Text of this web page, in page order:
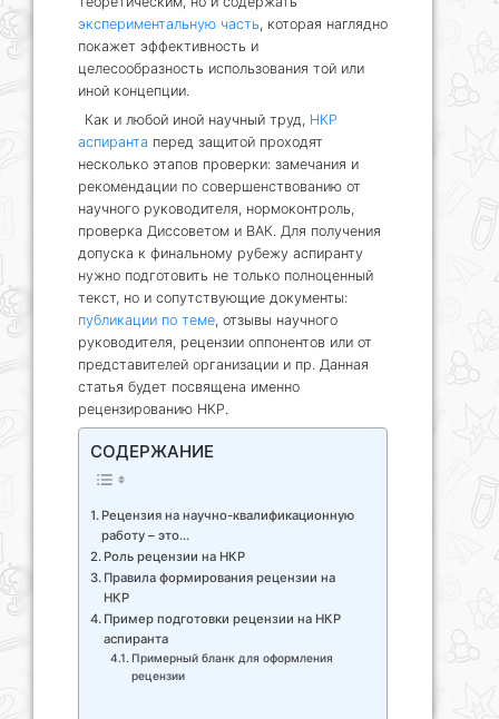
экспериментальную часть, которая наглядно
покажет эффективность и
целесообразность использования той или
иной концепции.
Как и любой иной научный труд, НКР
аспиранта перед защитой проходят
несколько этапов проверки: замечания и
рекомендации по совершенствованию от
научного руководителя, нормоконтроль,
проверка Диссоветом и ВАК. Для получения
допуска к финальному рубежу аспиранту
нужно подготовить не только полноценный
текст, но и сопутствующие документы:
публикации по теме, отзывы научного
руководителя, рецензии оппонентов или от
представителей организации и пр. Данная
статья будет посвящена именно
рецензированию НКР.
СОДЕРЖАНИЕ
Рецензия на научно-квалификационную
работу – это…
Роль рецензии на НКР
Правила формирования рецензии на
НКР
Пример подготовки рецензии на НКР
аспиранта
Примерный бланк для оформления
рецензии